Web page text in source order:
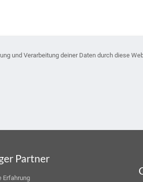
und Verarbeitung deiner Daten durch diese
Partner
Erfahrung